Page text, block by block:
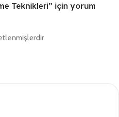
Teknikleri” için yorum